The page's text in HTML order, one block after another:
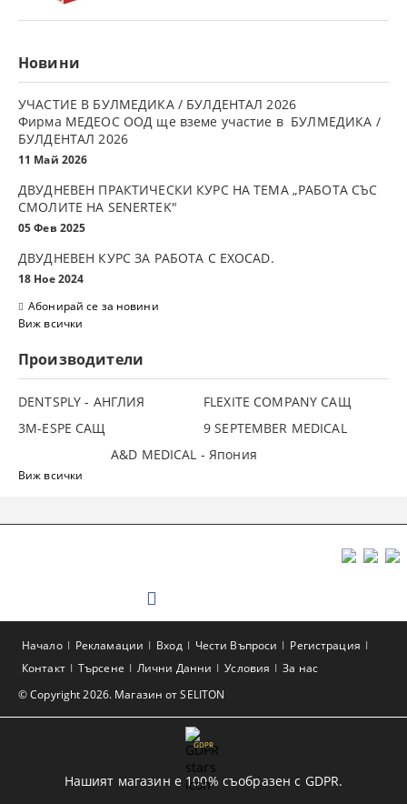
Новини
УЧАСТИЕ В БУЛМЕДИКА / БУЛДЕНТАЛ 2026
Фирма МЕДЕОС ООД ще вземе участие в БУЛМЕДИКА /
БУЛДЕНТАЛ 2026
11 Май 2026
ДВУДНЕВЕН ПРАКТИЧЕСКИ КУРС НА ТЕМА „РАБОТА СЪС
СМОЛИТЕ НА SENERTEK"
05 Фев 2025
ДВУДНЕВЕН КУРС ЗА РАБОТА С ЕXOCAD.
18 Ное 2024
Абонирай се за новини
Виж всички
Производители
DENTSPLY - АНГЛИЯ
FLEXITE COMPANY САЩ
3М-ESPE САЩ
9 SEPTEMBER MEDICAL
A&D MEDICAL - Япония
Виж всички
© Copyright 2026. Магазин от SELITON
Начало Рекламации Вход Чести Въпроси
Регистрация
Контакт
Търсене Лични Данни Условия За нас
GDPR
Нашият магазин е 100% съобразен с GDPR.